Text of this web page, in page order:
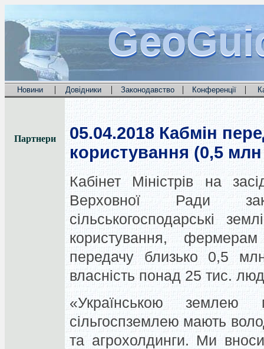
Новини | Довідники | Законодавство | Конференції |
Партнери 05.04.2018 Кабмін
користування (0,5
Кабінет Міністрів на
Верховної Ради
сільськогосподарські
користування,
передачу близько 0,5
власність понад 25 тис.
«Українською землею
сільгоспземлею мають
та агрохолдинги. Ми